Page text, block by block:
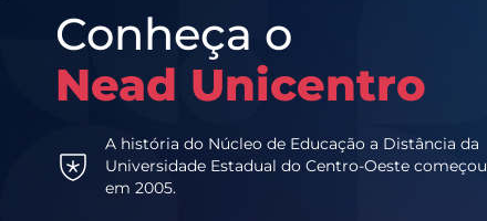
Conheça o
Nead Unicentro
A história do Núcleo de Educação a Distância da
Universidade Estadual do Centro-Oeste começou
em 2005.